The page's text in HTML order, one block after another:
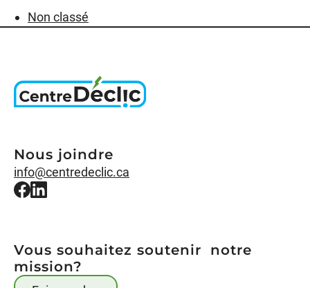
Non classé
Nous joindre
info@centredeclic.ca
Vous souhaitez soutenir notre
mission?